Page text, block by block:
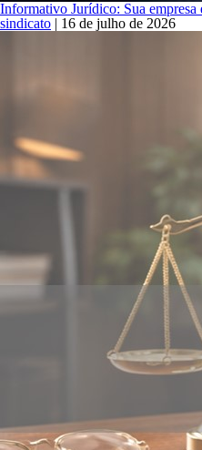
Informativo Jurídico: Sua
sindicato | 16 de julho de 2026